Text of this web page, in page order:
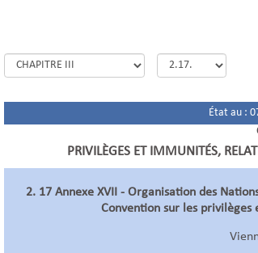
État au :
PRIVILÈGES ET IMMUNITÉS,
2. 17 Annexe XVII - Organisation des
Convention sur les privilèges